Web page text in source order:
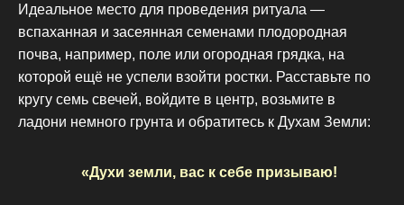
Идеальное место для проведения ритуала —
вспаханная и засеянная семенами плодородная
почва, например, поле или огородная грядка, на
которой ещё не успели взойти ростки. Расставьте по
кругу семь свечей, войдите в центр, возьмите в
ладони немного грунта и обратитесь к Духам Земли:
«Духи земли, вас к себе призываю!